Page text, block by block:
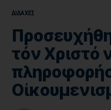
ΔΙΔΑΧΕΣ
τόν Χριστό